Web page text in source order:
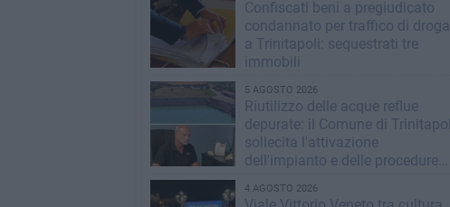
Confiscati beni a pregiudicato
condannato per traffico di droga
a Trinitapoli: sequestrati tre
immobili
5 AGOSTO 2026
Riutilizzo delle acque reflue
depurate: il Comune di Trinitapoli
sollecita l'attivazione
dell'impianto e delle procedure
4 AGOSTO 2026